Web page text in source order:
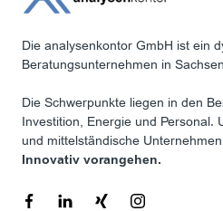
Die analysenkontor GmbH ist ein
Beratungsunternehmen in
Die Schwerpunkte liegen in den
Investition, Energie und Personal.
und mittelständische
Innovativ vorangehen.